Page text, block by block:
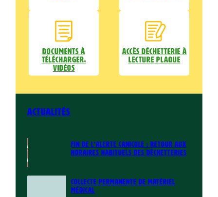
Documents à
télécharger,
vidéos
Accès déchetterie à
lecture plaque
Actualités
FIN DE L’ALERTE CANICULE : RETOUR AUX
HORAIRES HABITUELS DES DÉCHETTERIES
COLLECTE PERMANENTE DE MATÉRIEL
MÉDICAL